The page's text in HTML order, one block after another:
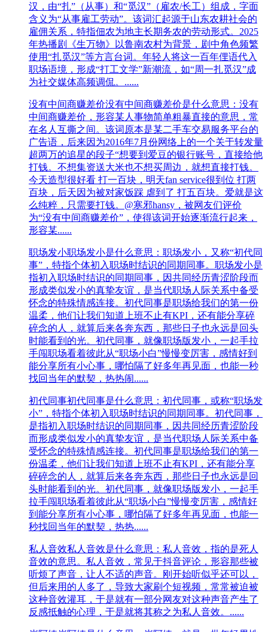
汉，​由“扎”（从事）和“觅汉”（雇农/长工）组成，字面
含义为“从事雇工劳动”。该词汇起源于山东农耕社会的
雇佣关系，特指佃农为地主长期务农的劳动形式。‌‌2025
年热播剧《生万物》以鲁南农村为背景，剧中角色频繁
使用“扎觅汉”等方言台词。年轻人将这一百年俚语代入
职场语境，形成“打工文学”新潮流，如“周一扎觅汉”成
为社交媒体高频调侃。‌‌......
没有中间商赚差价没有中间商赚差价是什么意思：没有
中间商赚差价，形容某人事物简单粗暴直接的意思，常
在名人互撕之间。该词原本是某二手车交易服务平台的
广告语，后来因为2016年7月份网络上的一个关于转发量
超两万的追星的段子“想要到爱豆的银行账号，直接给他
打钱。不想集资送大米也不想买周边，就想直接打钱。
今天造型很好看 打一百块，明天fan service很到位 打两
百块，后天因为被对家饭踩 虐到了 打五百块。爱就是这
么纯粹，只需要打钱。@寒邪hansy，被网友们评价
为“没有中间商赚差价”，使得该词开始逐渐流行起来，
形容某......
职场发小职场发小是什么意思：职场发小，又称“初代同
事”，特指个体初入职场时结识的同期同事。职场发小是
指初入职场时结识的同期同事，因共同经历青涩阶段而
形成类似发小的真挚友谊，是当代职场人际关系中备受
怀念的特殊情感连接。初代同事是职场给我们的第一份
温柔，他们让我们知道上班不止有KPI，还有能分享碎
碎念的人，就算后来各奔东西，那些日子也永远是回头
时能看到的光。初代同事，就像职场版发小，一起手拉
手闯职场看着彼此从“职场小白”慢慢变厉害，感情好到
能分享所有小心事，哪怕隔了好多年再见面，也能一秒
找回当年的默契，热热闹......
初代同事初代同事是什么意思：初代同事，或称“职场发
小”，特指个体初入职场时结识的同期同事。初代同事，
是指初入职场时结识的同期同事，因共同经历青涩阶段
而形成类似发小的真挚友谊，是当代职场人际关系中备
受怀念的特殊情感连接。初代同事是职场给我们的第一
份温柔，他们让我们知道上班不止有KPI，还有能分享
碎碎念的人，就算后来各奔东西，那些日子也永远是回
头时能看到的光。初代同事，就像职场版发小，一起手
拉手闯职场看着彼此从“职场小白”慢慢变厉害，感情好
到能分享所有小心事，哪怕隔了好多年再见面，也能一
秒找回当年的默契，热热......
私人音效私人音效是什么意思：私人音效，指的是死人
音效的意思。私人音效，常见于抖音评论，形容那些被
听烦了声音，让人不适的声音。刚开始听似乎还可以，
但后来用的人多了，导致大家刷个短视频，常常被迫被
这种音效灌耳，于是就有一部分网友对这种声音产生了
反感抵触的心理，于是就将其称之为私人音效。......